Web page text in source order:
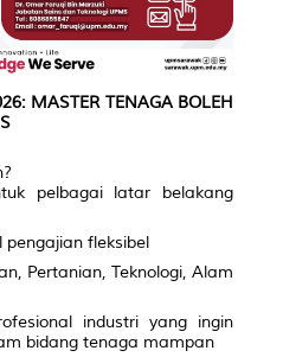
MASTER TENAGA BOLEH
pelbagai latar belakang
pengajian fleksibel
Pertanian, Teknologi, Alam
industri yang ingin
bidang tenaga mampan